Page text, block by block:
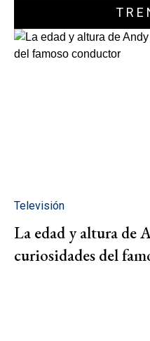
Televisión
La edad y altura de
curiosidades del